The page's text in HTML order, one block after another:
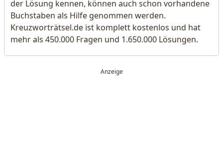
der Lösung kennen, können auch schon vorhandene
Buchstaben als Hilfe genommen werden.
Kreuzworträtsel.de ist komplett kostenlos und hat
mehr als 450.000 Fragen und 1.650.000 Lösungen.